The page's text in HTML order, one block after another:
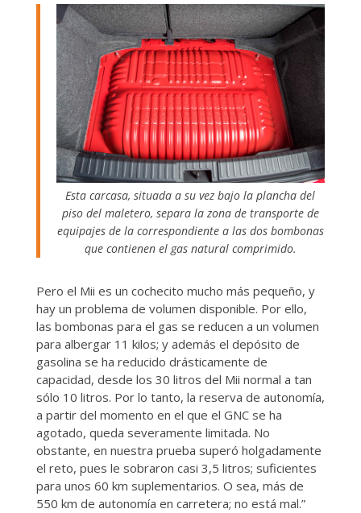
Esta carcasa, situada a su vez bajo la plancha del
piso del maletero, separa la zona de transporte de
equipajes de la correspondiente a las dos bombonas
que contienen el gas natural comprimido.
Pero el Mii es un cochecito mucho más pequeño, y
hay un problema de volumen disponible. Por ello,
las bombonas para el gas se reducen a un volumen
para albergar 11 kilos; y además el depósito de
gasolina se ha reducido drásticamente de
capacidad, desde los 30 litros del Mii normal a tan
sólo 10 litros. Por lo tanto, la reserva de autonomía,
a partir del momento en el que el GNC se ha
agotado, queda severamente limitada. No
obstante, en nuestra prueba superó holgadamente
el reto, pues le sobraron casi 3,5 litros; suficientes
para unos 60 km suplementarios. O sea, más de
550 km de autonomía en carretera; no está mal.”